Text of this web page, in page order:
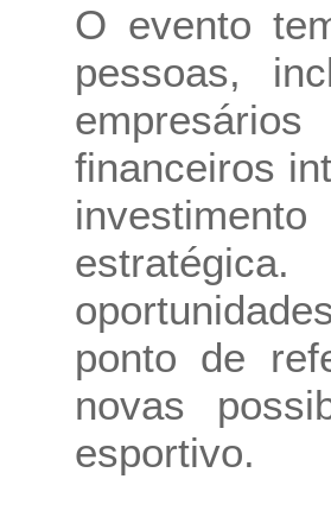
O evento
pessoas,
financeiros
ponto de
novas
esportivo.